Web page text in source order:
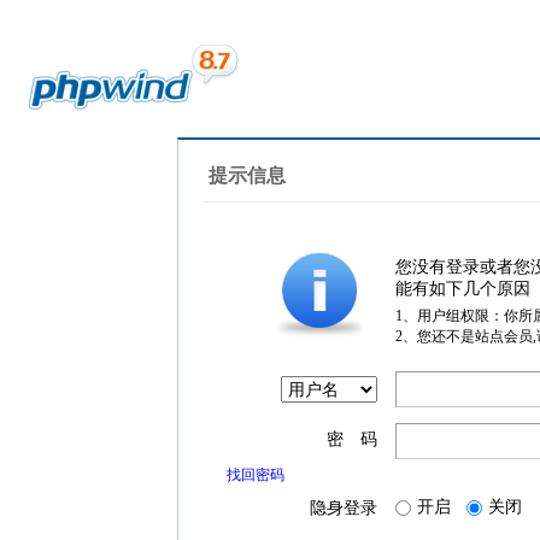
提示信息
您没有登录或者您
能有如下几个原因
1、用户组权限：你所
2、您还不是站点会员
密 码
找回密码
隐身登录 开启 关闭